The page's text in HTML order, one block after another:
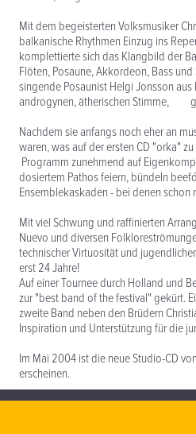
Mit dem begeisterten Volksmusiker
balkanische Rhythmen Einzug ins
komplettierte sich das Klangbild der
Flöten, Posaune, Akkordeon, Bass
singende Posaunist Helgi Jonsson
androgynen, ätherischen Stimme,
Nachdem sie anfangs noch eher an
waren, was auf der ersten CD "orka"
Programm zunehmend auf
dosiertem Pathos feiern, bündeln
Ensemblekaskaden - bei denen
Mit viel Schwung und raffinierten
Nuevo und diversen
technischer Virtuosität und
erst 24 Jahre!
Auf einer Tournee durch Holland
zur "best band of the festival" gekürt.
zweite Band neben den Brüdern
Inspiration und Unterstützung für die
Im Mai 2004 ist die neue Studio-CD
erscheinen.